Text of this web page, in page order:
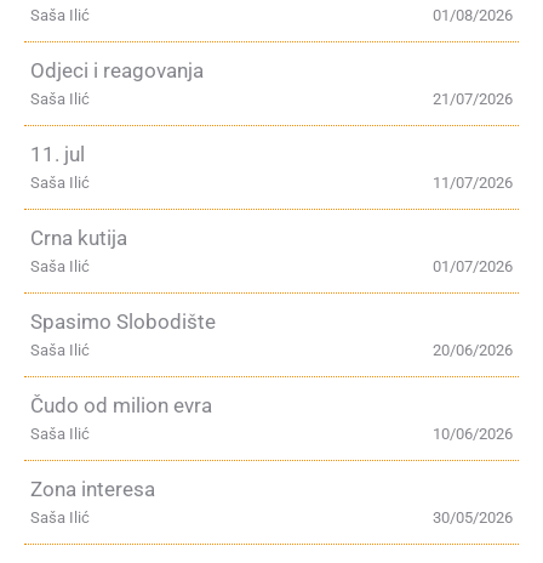
01/08/2026
Saša Ilić
Odjeci i reagovanja
21/07/2026
Saša Ilić
11. jul
11/07/2026
Saša Ilić
Crna kutija
01/07/2026
Saša Ilić
Spasimo Slobodište
20/06/2026
Saša Ilić
Čudo od milion evra
10/06/2026
Saša Ilić
Zona interesa
30/05/2026
Saša Ilić